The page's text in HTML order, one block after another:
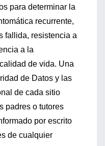
para determinar la
recurrente,
fallida, resistencia a
a la
de vida. Una
de Datos y las
de cada sitio
padres o tutores
por escrito
de cualquier